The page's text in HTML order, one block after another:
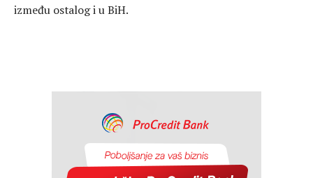
između ostalog i u BiH.